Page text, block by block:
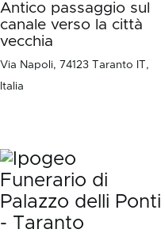
Antico passaggio sul
canale verso la città
vecchia
Via Napoli, 74123 Taranto IT,
Italia